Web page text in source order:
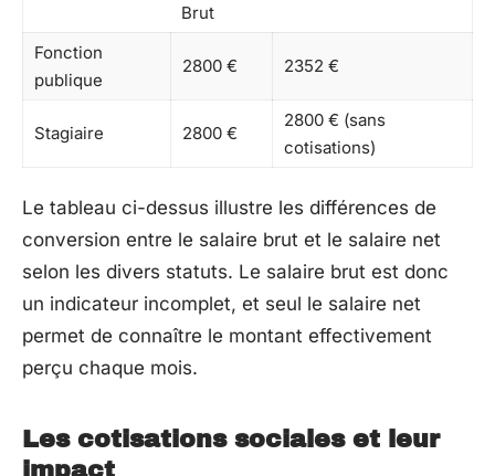
Brut
Fonction
publique
2800 € 2352 €
Stagiaire 2800 €
2800 € (sans
cotisations)
Le tableau ci-dessus illustre les différences de
conversion entre le salaire brut et le salaire net
selon les divers statuts. Le salaire brut est donc
un indicateur incomplet, et seul le salaire net
permet de connaître le montant effectivement
perçu chaque mois.
Les cotisations sociales et leur
impact